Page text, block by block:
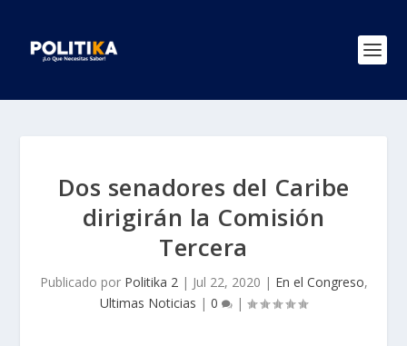
Dos senadores del Caribe
dirigirán la Comisión
Tercera
Publicado por Politika 2| Jul 22, 2020 | En el Congreso,
Ultimas Noticias | 0 |